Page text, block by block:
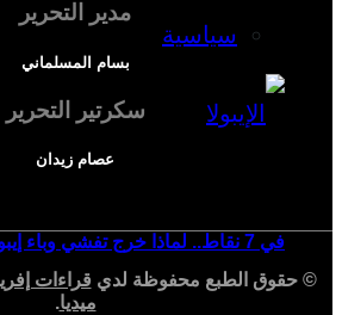
سياسية
في 7 نقاط.. لماذا خرج تفشي وباء إيبولا عن السيطرة؟
مدير التحرير
بسام المسلماني
سكرتير التحرير
عصام زيدان
© حقوق الطبع محفوظة لدي قراءات
ميديا.